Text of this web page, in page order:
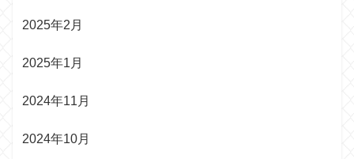
2025年2月
2025年1月
2024年11月
2024年10月